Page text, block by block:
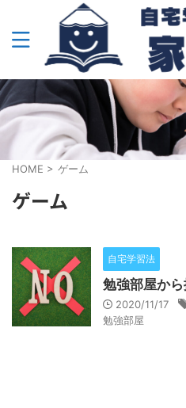
HOME > ゲーム
ゲーム
自宅学習法
勉強部屋か
2020/11/17
勉強部屋